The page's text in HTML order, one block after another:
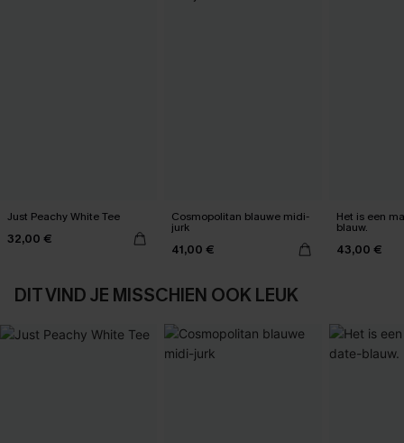
Just Peachy White Tee
32,00 €
Cosmopolitan blauwe midi-
jurk
41,00 €
Het is een
blauw.
43,00 €
DIT VIND JE MISSCHIEN OOK LEUK